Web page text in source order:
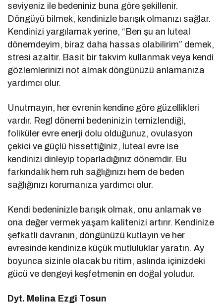
seviyeniz ile bedeniniz buna göre şekillenir.
Döngüyü bilmek, kendinizle barışık olmanızı sağlar.
Kendinizi yargılamak yerine, “Ben şu an luteal
dönemdeyim, biraz daha hassas olabilirim” demek,
stresi azaltır. Basit bir takvim kullanmak veya kendi
gözlemlerinizi not almak döngünüzü anlamanıza
yardımcı olur.
Unutmayın, her evrenin kendine göre güzellikleri
vardır. Regl dönemi bedeninizin temizlendiği,
foliküler evre enerji dolu olduğunuz, ovulasyon
çekici ve güçlü hissettiğiniz, luteal evre ise
kendinizi dinleyip toparladığınız dönemdir. Bu
farkındalık hem ruh sağlığınızı hem de beden
sağlığınızı korumanıza yardımcı olur.
Kendi bedeninizle barışık olmak, onu anlamak ve
ona değer vermek yaşam kalitenizi artırır. Kendinize
şefkatli davranın, döngünüzü kutlayın ve her
evresinde kendinize küçük mutluluklar yaratın. Ay
boyunca sizinle olacak bu ritim, aslında içinizdeki
gücü ve dengeyi keşfetmenin en doğal yoludur.
Dyt. Melina Ezgi Tosun